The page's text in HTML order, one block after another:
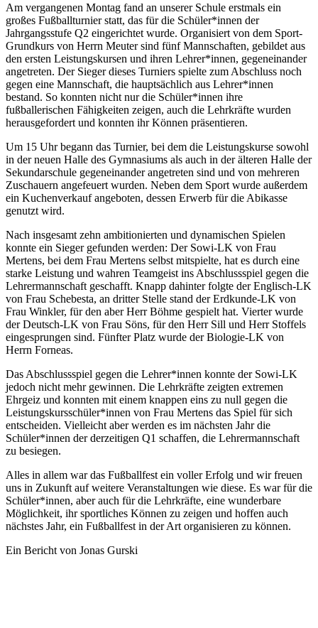
Am vergangenen Montag fand an unserer Schule erstmals ein
großes Fußballturnier statt, das für die Schüler*innen der
Jahrgangsstufe Q2 eingerichtet wurde. Organisiert von dem Sport-
Grundkurs von Herrn Meuter sind fünf Mannschaften, gebildet aus
den ersten Leistungskursen und ihren Lehrer*innen, gegeneinander
angetreten. Der Sieger dieses Turniers spielte zum Abschluss noch
gegen eine Mannschaft, die hauptsächlich aus Lehrer*innen
bestand. So konnten nicht nur die Schüler*innen ihre
fußballerischen Fähigkeiten zeigen, auch die Lehrkräfte wurden
herausgefordert und konnten ihr Können präsentieren.
Um 15 Uhr begann das Turnier, bei dem die Leistungskurse sowohl
in der neuen Halle des Gymnasiums als auch in der älteren Halle der
Sekundarschule gegeneinander angetreten sind und von mehreren
Zuschauern angefeuert wurden. Neben dem Sport wurde außerdem
ein Kuchenverkauf angeboten, dessen Erwerb für die Abikasse
genutzt wird.
Nach insgesamt zehn ambitionierten und dynamischen Spielen
konnte ein Sieger gefunden werden: Der Sowi-LK von Frau
Mertens, bei dem Frau Mertens selbst mitspielte, hat es durch eine
starke Leistung und wahren Teamgeist ins Abschlussspiel gegen die
Lehrermannschaft geschafft. Knapp dahinter folgte der Englisch-LK
von Frau Schebesta, an dritter Stelle stand der Erdkunde-LK von
Frau Winkler, für den aber Herr Böhme gespielt hat. Vierter wurde
der Deutsch-LK von Frau Söns, für den Herr Sill und Herr Stoffels
eingesprungen sind. Fünfter Platz wurde der Biologie-LK von
Herrn Forneas.
Das Abschlussspiel gegen die Lehrer*innen konnte der Sowi-LK
jedoch nicht mehr gewinnen. Die Lehrkräfte zeigten extremen
Ehrgeiz und konnten mit einem knappen eins zu null gegen die
Leistungskursschüler*innen von Frau Mertens das Spiel für sich
entscheiden. Vielleicht aber werden es im nächsten Jahr die
Schüler*innen der derzeitigen Q1 schaffen, die Lehrermannschaft
zu besiegen.
Alles in allem war das Fußballfest ein voller Erfolg und wir freuen
uns in Zukunft auf weitere Veranstaltungen wie diese. Es war für die
Schüler*innen, aber auch für die Lehrkräfte, eine wunderbare
Möglichkeit, ihr sportliches Können zu zeigen und hoffen auch
nächstes Jahr, ein Fußballfest in der Art organisieren zu können.
Ein Bericht von Jonas Gurski